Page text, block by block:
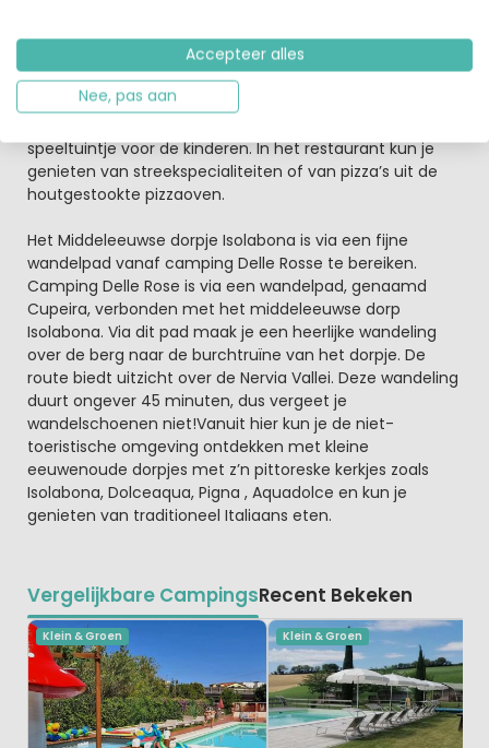
veel begroeiing en biedt daardoor veel privacy in de
schaduw. Het zwembad is mooi aangelegd met
daaromheen ligbedden of stoelen met tafels waar met
een boek of magazine een lekker kopje koffie genuttigd
speeltuintje voor de kinderen. In het restaurant kun je
genieten van streekspecialiteiten of van pizza’s uit de
houtgestookte pizzaoven.
Het Middeleeuwse dorpje Isolabona is via een fijne
wandelpad vanaf camping Delle Rosse te bereiken.
Camping Delle Rose is via een wandelpad, genaamd
Cupeira, verbonden met het middeleeuwse dorp
Isolabona. Via dit pad maak je een heerlijke wandeling
over de berg naar de burchtruïne van het dorpje. De
route biedt uitzicht over de Nervia Vallei. Deze wandeling
duurt ongever 45 minuten, dus vergeet je
wandelschoenen niet!Vanuit hier kun je de niet-
toeristische omgeving ontdekken met kleine
eeuwenoude dorpjes met z’n pittoreske kerkjes zoals
Isolabona, Dolceaqua, Pigna , Aquadolce en kun je
genieten van traditioneel Italiaans eten.
Vergelijkbare CampingsRecent Bekeken
Klein & Groen Klein & Groen
Accepteer alles
Nee, pas aan